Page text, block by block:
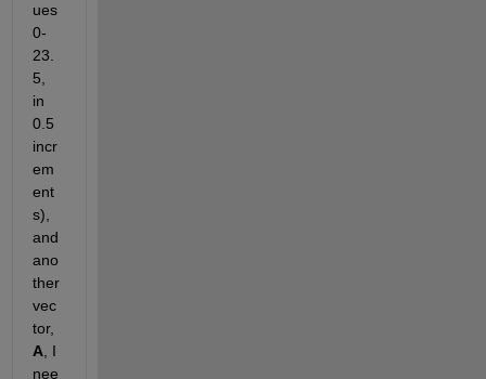
ues
0-
23.
5,
in
0.5
incr
em
ent
s),
and
ano
ther
vec
tor,
A, I
nee